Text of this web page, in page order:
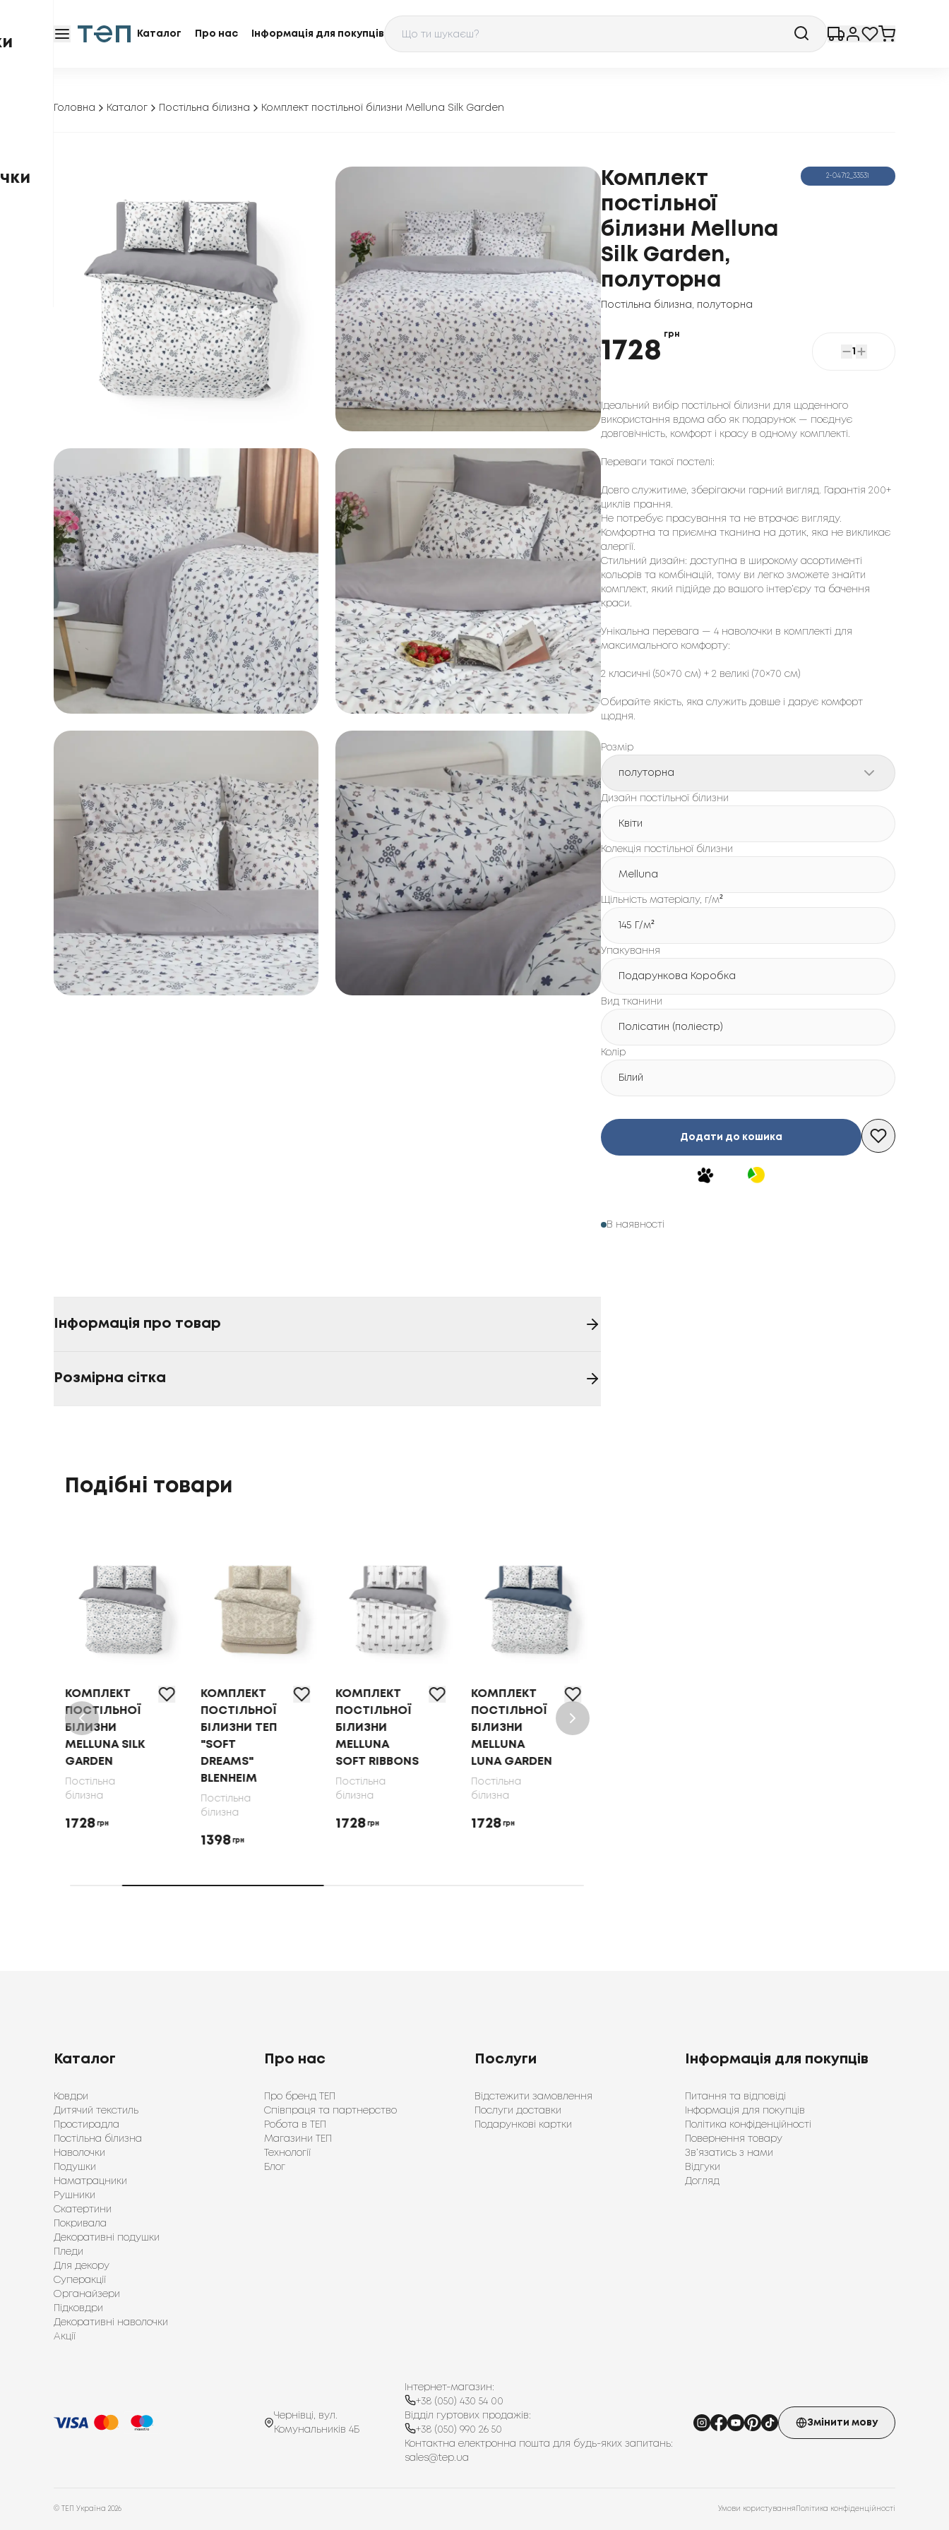
Каталог Про нас Інформація для покупців
Головна Каталог Постільна білизна Комплект постільної білизни Melluna Silk Garden
Комплект
постільної
білизни Melluna
Silk Garden,
полуторна
Постільна білизна полуторна
2-04712_33531
1728
грн
1
Ідеальний вибір постільної білизни для щоденного
використання вдома або як подарунок — поєднує
довговічність, комфорт і красу в одному комплекті.
Переваги такої постелі:
Довго служитиме, зберігаючи гарний вигляд. Гарантія 200+
циклів прання.
Не потребує прасування та не втрачає вигляду.
Комфортна та приємна тканина на дотик, яка не викликає
алергії.
Стильний дизайн: доступна в широкому асортименті
кольорів та комбінацій, тому ви легко зможете знайти
комплект, який підійде до вашого інтер’єру та бачення
краси.
Унікальна перевага — 4 наволочки в комплекті для
максимального комфорту:
2 класичні (50×70 см) + 2 великі (70×70 см)
Обирайте якість, яка служить довше і дарує комфорт
щодня.
Розмір
полуторна
Дизайн постільної білизни
Квіти
Колекція постільної білизни
Melluna
Щільність матеріалу, г/м²
145 Г/м²
Упакування
Подарункова Коробка
Вид тканини
Полісатин (поліестр)
Колір
Білий
Додати до кошика
В наявності
Інформація про товар
Розмірна сітка
Подібні товари
КОМПЛЕКТ
ПОСТІЛЬНОЇ
БІЛИЗНИ
MELLUNA SILK
GARDEN
Постільна
білизна
1728 грн
КОМПЛЕКТ
ПОСТІЛЬНОЇ
БІЛИЗНИ ТЕП
"SOFT
DREAMS"
BLENHEIM
Постільна
білизна
1398 грн
КОМПЛЕКТ
ПОСТІЛЬНОЇ
БІЛИЗНИ
MELLUNA
SOFT RIBBONS
Постільна
білизна
1728 грн
КОМПЛЕКТ
ПОСТІЛЬНОЇ
БІЛИЗНИ
MELLUNA
LUNA GARDEN
Постільна
білизна
1728 грн
Каталог
Ковдри
Дитячий текстиль
Простирадла
Постільна білизна
Наволочки
Подушки
Наматрацники
Рушники
Скатертини
Покривала
Декоративні подушки
Пледи
Для декору
Суперакції
Органайзери
Підковдри
Декоративні наволочки
Акції
Про нас
Про бренд ТЕП
Співпраця та партнерство
Робота в ТЕП
Магазини ТЕП
Технології
Блог
Послуги
Відстежити замовлення
Послуги доставки
Подарункові картки
Інформація для покупців
Питання та відповіді
Інформація для покупців
Політика конфіденційності
Повернення товару
Зв’язатись з нами
Відгуки
Догляд
Чернівці, вул.
Комунальників 4Б
Інтернет-магазин:
+38 (050) 430 54 00
Відділ гуртових продажів:
+38 (050) 990 26 50
Контактна електронна пошта для будь-яких запитань:
sales@tep.ua
Змінити мову
© ТЕП Україна 2026 Умови користування Політика конфіденційності